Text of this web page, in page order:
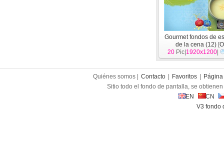
Gourmet fondos de
de la cena (12) [
20 Pic| 1920x1200
Quiénes somos | Contacto Favoritos
Sitio todo el fondo de pantalla, se
EN
CN
V3 fondo